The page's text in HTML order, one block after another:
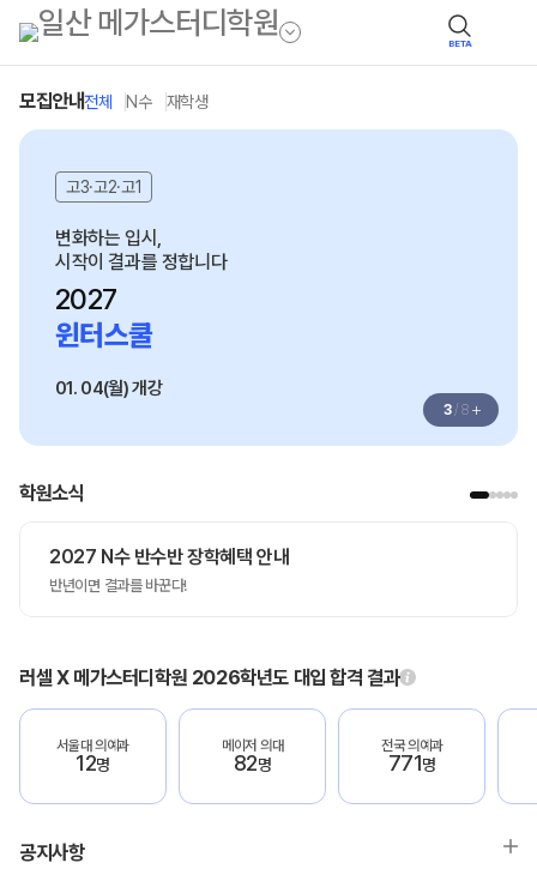
BETA
모집안내전체 N수 재학생
고3·고2·고1
변화하는 입시,
시작이 결과를 정합니다
2027
윈터스쿨
01. 04(월) 개강
3/ 8 +
학원소식
2027 N수 반수반 장학혜택 안내
반년이면 결과를 바꾼다!
러셀 X 메가스터디학원 2026학년도 대입 합격 결과
서울대 의예과
12명
메이저 의대
82명
전국 의예과
771명
공지사항